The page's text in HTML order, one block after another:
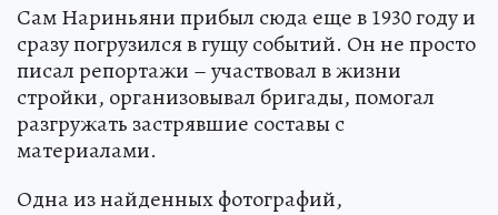
Сам Нариньяни прибыл сюда еще в 1930 году и
сразу погрузился в гущу событий. Он не просто
писал репортажи – участвовал в жизни
стройки, организовывал бригады, помогал
разгружать застрявшие составы с
материалами.
Одна из найденных фотографий,